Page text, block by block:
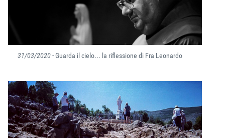
31/03/2020- Guarda il cielo... la riflessione di Fra Leonardo